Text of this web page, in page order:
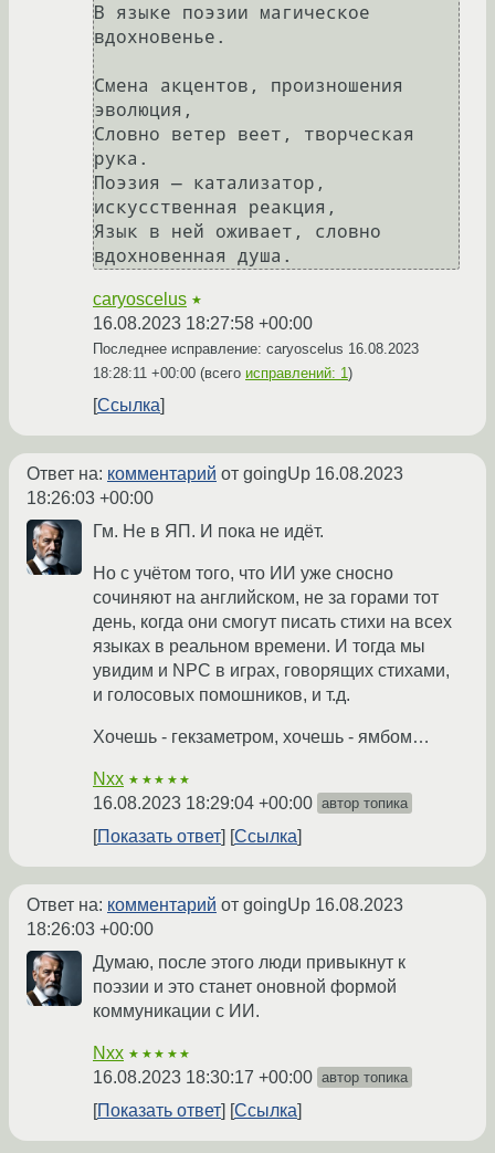
В языке поэзии магическое
вдохновенье.
Смена акцентов, произношения
эволюция,
Словно ветер веет, творческая
рука.
Поэзия — катализатор,
искусственная реакция,
Язык в ней оживает, словно
caryoscelus ★
16.08.2023 18:27:58 +00:00
Последнее исправление: caryoscelus 16.08.2023
18:28:11 +00:00 (всего исправлений: 1 )
Ссылка
Ответ на: комментарий от goingUp 16.08.2023
18:26:03 +00:00
Гм. Не в ЯП. И пока не идёт.
Но с учётом того, что ИИ уже сносно
сочиняют на английском, не за горами тот
день, когда они смогут писать стихи на всех
языках в реальном времени. И тогда мы
увидим и NPC в играх, говорящих стихами,
и голосовых помошников, и т.д.
Хочешь - гекзаметром, хочешь - ямбом…
Nxx ★★★★★
16.08.2023 18:29:04 +00:00 автор топика
Показать ответ Ссылка
Ответ на: комментарий от goingUp 16.08.2023
18:26:03 +00:00
Думаю, после этого люди привыкнут к
поэзии и это станет оновной формой
коммуникации с ИИ.
Nxx ★★★★★
16.08.2023 18:30:17 +00:00 автор топика
Показать ответ Ссылка